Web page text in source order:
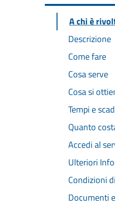
A chi è
Descrizione
Come fare
Cosa serve
Cosa si
Tempi e
Quanto
Accedi al
Ulteriori
Condizioni
Documenti